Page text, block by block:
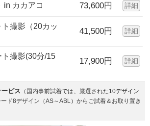
in カカアコ 73,600円 詳細
撮影（20カッ
41,500円 詳細
撮影(30分/15
17,900円 詳細
ビス （国内事前試着では、厳選された10デザイン
ード8デザイン（AS～ABL）からご試着＆お取り置き